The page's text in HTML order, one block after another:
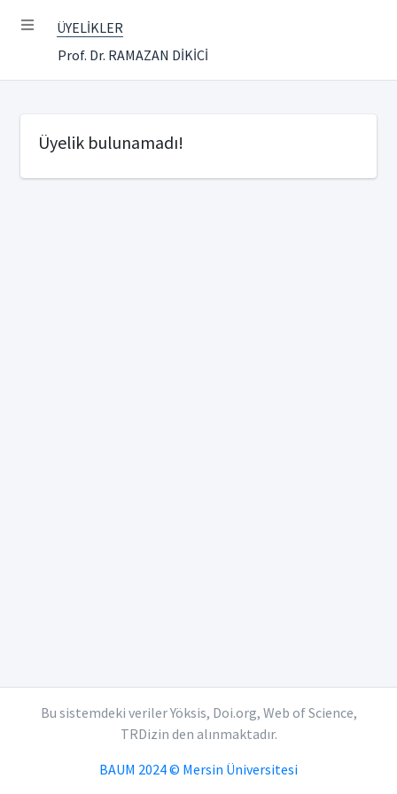
ÜYELİKLER
Prof. Dr. RAMAZAN DİKİCİ
Üyelik bulunamadı!
Bu sistemdeki veriler Yöksis, Doi.org, Web of Science,
TRDizin den alınmaktadır.
BAUM 2024 © Mersin Üniversitesi